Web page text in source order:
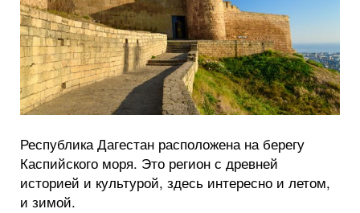
Республика Дагестан расположена на берегу
Каспийского моря. Это регион с древней
историей и культурой, здесь интересно и летом,
и зимой.